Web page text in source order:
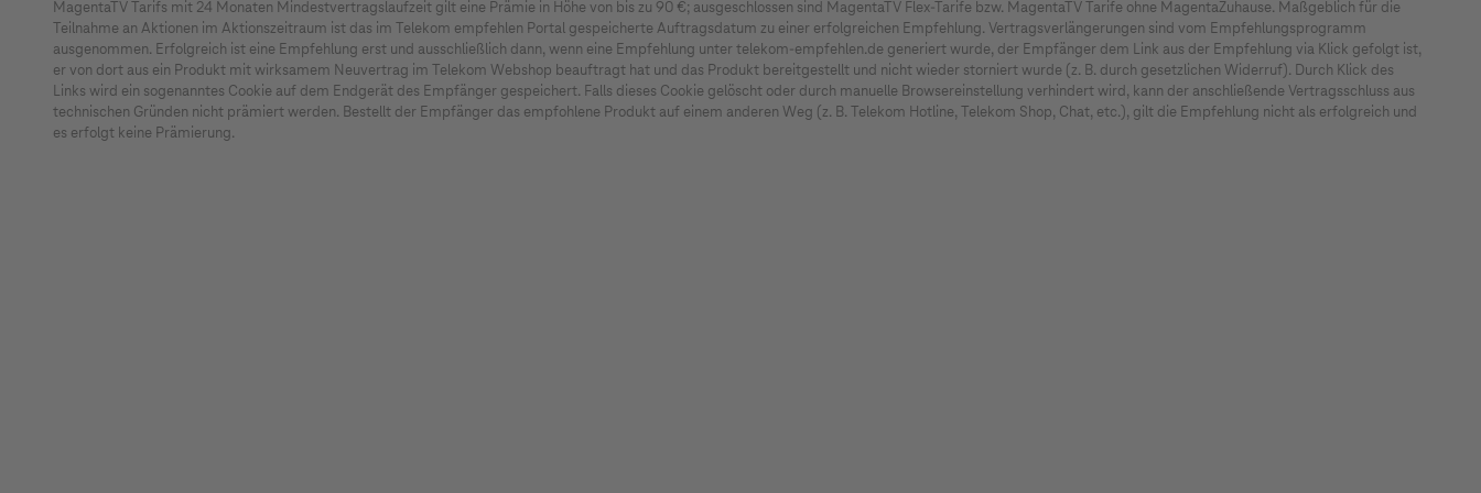
Prämie.
ausgeschlossen sind Mitarbeiter des Konzerns Deutsche Telekom AG und deren Angehörige sowie Vertriebspartner des Konzerns Deutsche Telekom AG. Die
gewerbliche Nutzung ist untersagt.
MagentaTV Tarifs mit 24 Monaten Mindestvertragslaufzeit gilt eine Prämie in Höhe von bis zu 90 €; ausgeschlossen sind MagentaTV Flex-Tarife bzw. MagentaTV Tarife ohne MagentaZuhause. Maßgeblich für die
Teilnahme an Aktionen im Aktionszeitraum ist das im Telekom empfehlen Portal gespeicherte Auftragsdatum zu einer erfolgreichen Empfehlung. Vertragsverlängerungen sind vom Empfehlungsprogramm
ausgenommen. Erfolgreich ist eine Empfehlung erst und ausschließlich dann, wenn eine Empfehlung unter telekom-empfehlen.de generiert wurde, der Empfänger dem Link aus der Empfehlung via Klick gefolgt ist,
er von dort aus ein Produkt mit wirksamem Neuvertrag im Telekom Webshop beauftragt hat und das Produkt bereitgestellt und nicht wieder storniert wurde (z. B. durch gesetzlichen Widerruf). Durch Klick des
Links wird ein sogenanntes Cookie auf dem Endgerät des Empfänger gespeichert. Falls dieses Cookie gelöscht oder durch manuelle Browsereinstellung verhindert wird, kann der anschließende Vertragsschluss aus
technischen Gründen nicht prämiert werden. Bestellt der Empfänger das empfohlene Produkt auf einem anderen Weg (z. B. Telekom Hotline, Telekom Shop, Chat, etc.), gilt die Empfehlung nicht als erfolgreich und
es erfolgt keine Prämierung.